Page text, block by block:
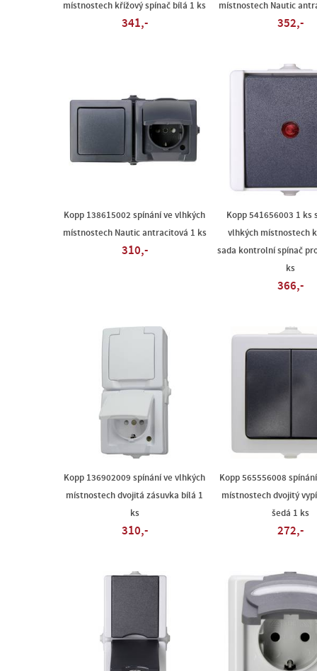
místnostech křížový spínač bílá 1 ks
341,-
místnostech Nautic
352,-
Kopp 138615002 spínání ve vlhkých
místnostech Nautic antracitová 1 ks
310,-
Kopp 541656003 1 ks
vlhkých místnostech
sada kontrolní spínač
ks
366,-
Kopp 136902009 spínání ve vlhkých
místnostech dvojitá zásuvka bílá 1
ks
310,-
Kopp 565556008
místnostech dvojitý
šedá 1 ks
272,-